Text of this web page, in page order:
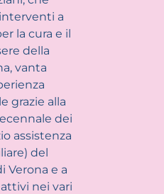
a
la cura e il
della
vanta
grazie alla
dei
assistenza
del
Verona e a
nei vari